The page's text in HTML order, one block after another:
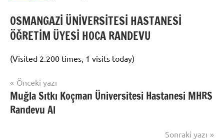
OSMANGAZİ ÜNİVERSİTESİ HASTANESİ
ÖĞRETİM ÜYESİ HOCA RANDEVU
(Visited 2.200 times, 1 visits today)
Şununla
etiketlenmiş:
Eskişehir
Uncategorized
Yazı
gezinmesi
Önceki yazı
Muğla Sıtkı Koçman Üniversitesi Hastanesi MHRS
Randevu Al
Sonraki yazı